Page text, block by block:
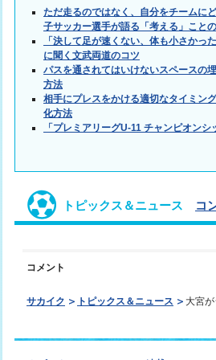
ただ走るのではなく、自分をチームに
子サッカー選手が語る「考える」こと
「決して足が速くない、体も小さか
に聞く文武両道のコツ
パスを通されてはいけないスペースの
方法
相手にプレスをかける適切なタイミン
化方法
「プレミアリーグU-11 チャンピオン
トピックス＆ニュース コ
コメント
サカイク トピックス＆ニュース 大宮